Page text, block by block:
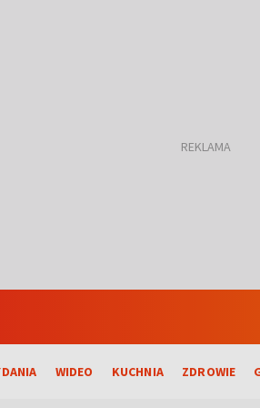
WIDEO KUCHNIA ZDROWIE